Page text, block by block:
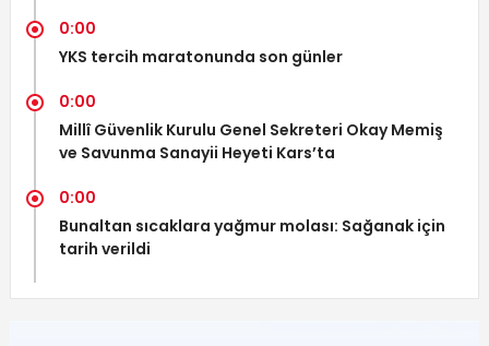
0:00
YKS tercih maratonunda son günler
0:00
Millî Güvenlik Kurulu Genel Sekreteri Okay Memiş
ve Savunma Sanayii Heyeti Kars’ta
0:00
Bunaltan sıcaklara yağmur molası: Sağanak için
tarih verildi